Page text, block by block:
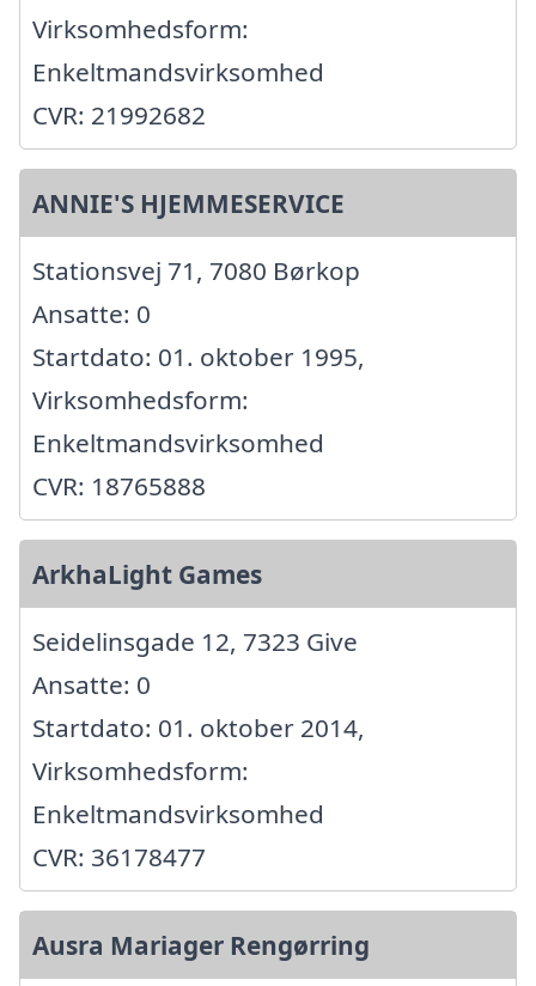
Virksomhedsform:
Enkeltmandsvirksomhed
CVR: 21992682
ANNIE'S HJEMMESERVICE
Stationsvej 71, 7080 Børkop
Ansatte: 0
Startdato: 01. oktober 1995,
Virksomhedsform:
Enkeltmandsvirksomhed
CVR: 18765888
ArkhaLight Games
Seidelinsgade 12, 7323 Give
Ansatte: 0
Startdato: 01. oktober 2014,
Virksomhedsform:
Enkeltmandsvirksomhed
CVR: 36178477
Ausra Mariager Rengørring